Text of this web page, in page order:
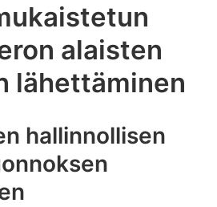
alaisten
lähettäminen
hallinnollisen